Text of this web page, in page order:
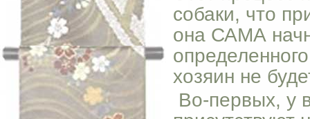
собаки, что
она САМА
хозяин не
Во-первых, у